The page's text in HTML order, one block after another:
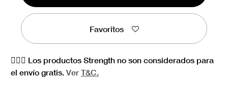
Favoritos
🏋🏻‍♀️ Los productos Strength no son considerados para
el envío gratis. Ver T&C.